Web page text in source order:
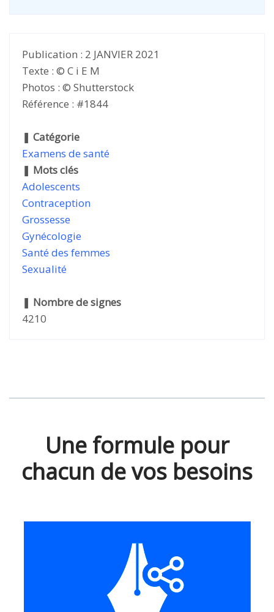
Publication : 2 JANVIER 2021
Texte : © C i E M
Photos : © Shutterstock
Référence : #1844
❚ Catégorie
Examens de santé
❚ Mots clés
Adolescents
Contraception
Grossesse
Gynécologie
Santé des femmes
Sexualité
❚ Nombre de signes
4210
Une formule pour
chacun de vos besoins